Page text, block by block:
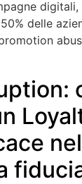
digitali,
delle